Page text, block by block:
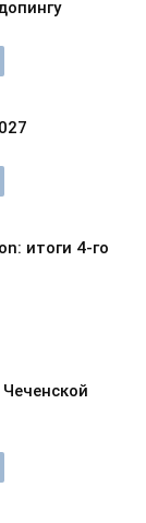
итоги 4-го